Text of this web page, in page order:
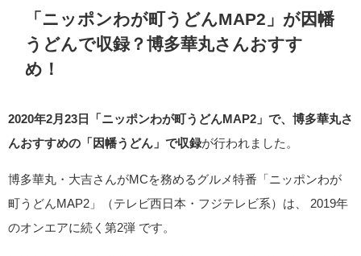
「ニッポンわが町うどんMAP2」が因幡
うどんで収録？博多華丸さんおすす
め！
2020年2月23日「ニッポンわが町うどんMAP2」で、博多華丸さ
んおすすめの「因幡うどん」で収録が行われました。
博多華丸・大吉さんがMCを務めるグルメ特番「ニッポンわが
町うどんMAP2」（テレビ西日本・フジテレビ系）は、 2019年
のオンエアに続く第2弾 です。